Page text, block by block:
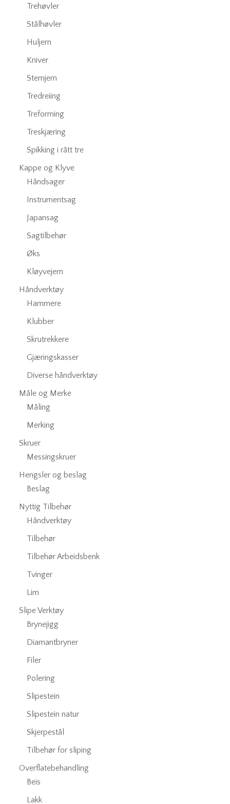
Trehøvler
Stålhøvler
Huljern
Kniver
Stemjern
Tredreiing
Treforming
Treskjæring
Spikking i rått tre
Kappe og Klyve
Håndsager
Instrumentsag
Japansag
Sagtilbehør
Øks
Kløyvejern
Håndverktøy
Hammere
Klubber
Skrutrekkere
Gjæringskasser
Diverse håndverktøy
Måle og Merke
Måling
Merking
Skruer
Messingskruer
Hengsler og beslag
Beslag
Nyttig Tilbehør
Håndverktøy
Tilbehør
Tilbehør Arbeidsbenk
Tvinger
Lim
Slipe Verktøy
Brynejigg
Diamantbryner
Filer
Polering
Slipestein
Slipestein natur
Skjerpestål
Tilbehør for sliping
Overflatebehandling
Beis
Lakk